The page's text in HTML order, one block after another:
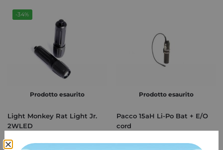
-34%
Prodotto esaurito
Light Monkey Rat Light Jr.
2WLED
Prodotto esaurito
Pacco 15aH Li-Po Bat + E/O
cord